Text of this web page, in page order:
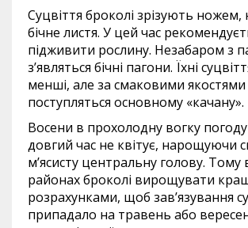
Суцвіття броколі зрізують ножем,
бічне листя. У цей час
підживити рослину. Незабаром з
з’являться бічні пагони. Їхні
менші, але за смаковими якостями
поступляться основному «качану».
Восени в прохолодну вогку
довгий час не квітує, нарощуючи
м’ясисту центральну голову.
районах броколі вирощувати
розрахунками, щоб зав’язування
припадало на травень або